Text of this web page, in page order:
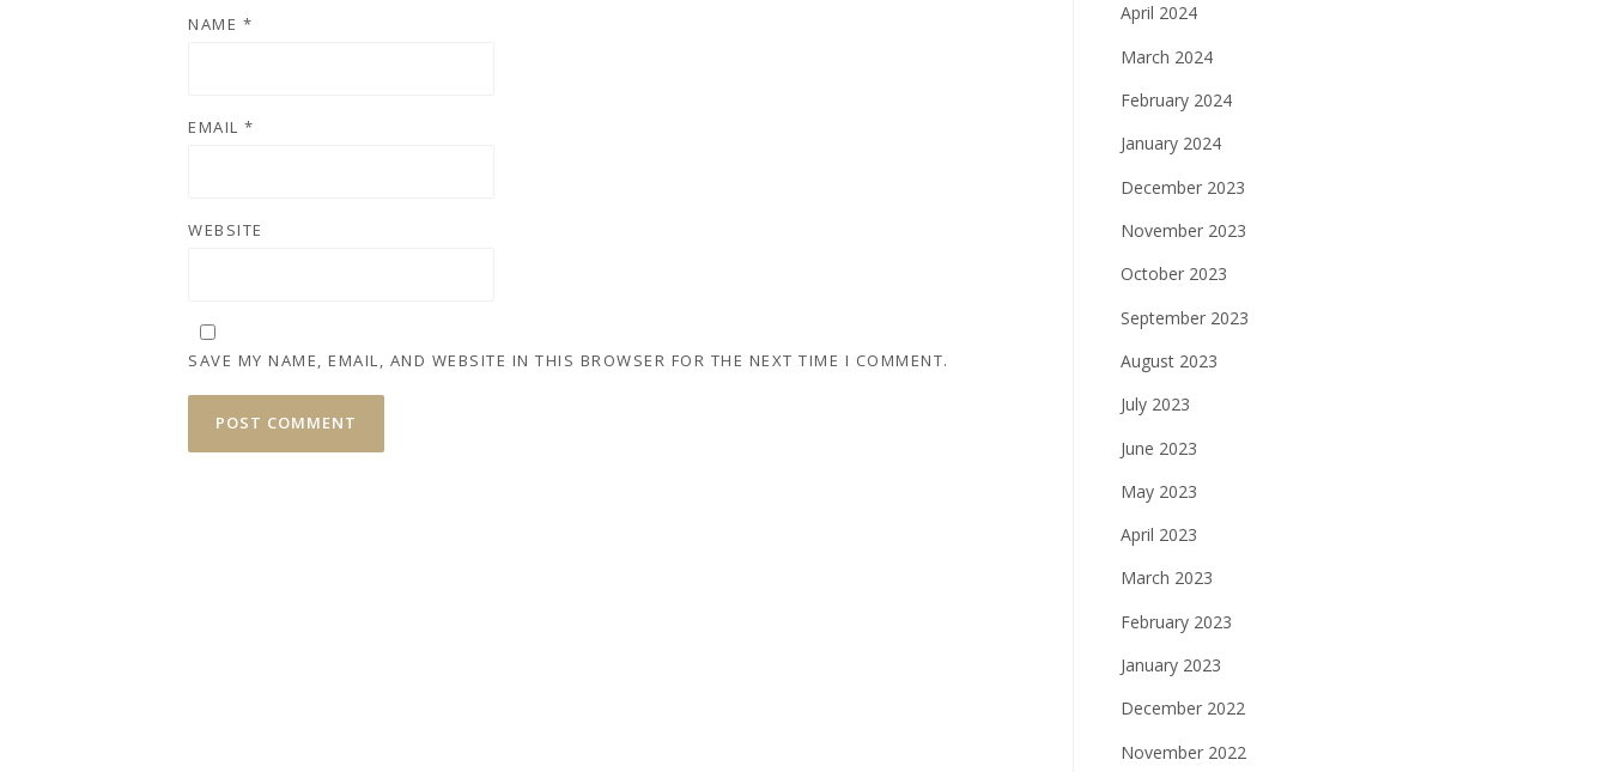
NAME *
EMAIL *
WEBSITE
SAVE MY NAME, EMAIL, AND WEBSITE IN THIS BROWSER FOR THE NEXT TIME I COMMENT.
April 2024
March 2024
February 2024
January 2024
December 2023
November 2023
October 2023
September 2023
August 2023
July 2023
June 2023
May 2023
April 2023
March 2023
February 2023
January 2023
December 2022
November 2022